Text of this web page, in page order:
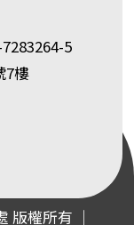
5
7樓
權所有 ｜